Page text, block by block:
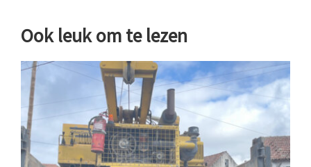
Ook leuk om te lezen